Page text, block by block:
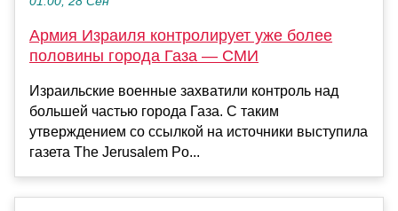
Армия Израиля контролирует уже более
половины города Газа — СМИ
Израильские военные захватили контроль над
большей частью города Газа. С таким
утверждением со ссылкой на источники выступила
газета The Jerusalem Po...